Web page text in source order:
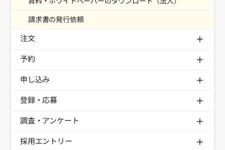
請求書の発行依頼
注文
予約
申し込み
登録・応募
調査・アンケート
採用エントリー